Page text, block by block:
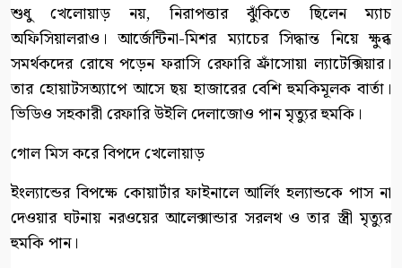
শুধু খেলোয়াড় নয়, নিরাপত্তার ঝুঁকিতে ছিলেন ম্যাচ
অফিসিয়ালরাও। আর্জেন্টিনা-মিশর ম্যাচের সিদ্ধান্ত নিয়ে ক্ষুব্ধ
সমর্থকদের রোষে পড়েন ফরাসি রেফারি ফ্রাঁসোয়া ল্যাটেক্সিয়ার।
তার হোয়াটসঅ্যাপে আসে ছয় হাজারের বেশি হুমকিমূলক বার্তা।
ভিডিও সহকারী রেফারি উইলি দেলাজোও পান মৃত্যুর হুমকি।
গোল মিস করে বিপদে খেলোয়াড়
ইংল্যান্ডের বিপক্ষে কোয়ার্টার ফাইনালে আর্লিং হল্যান্ডকে পাস না
দেওয়ার ঘটনায় নরওয়ের আলেক্সান্ডার সরলথ ও তার স্ত্রী মৃত্যুর
হুমকি পান।